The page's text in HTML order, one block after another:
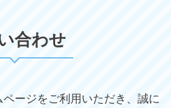
合わせ
ページをご利用いただき、誠に